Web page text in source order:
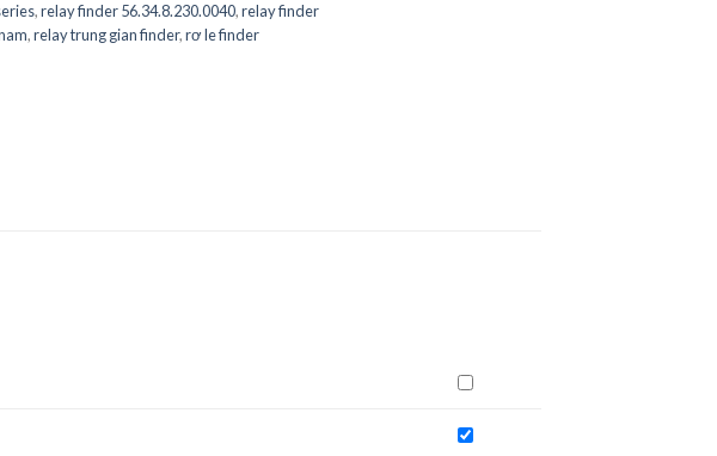
,relay finder 56.34.8.230.0040,relay finder
,relay trung gian finder,rơ le finder